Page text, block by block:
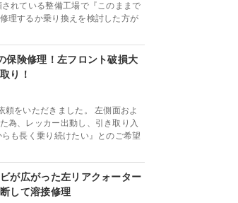
れている整備工場で『このままで
理するか乗り換えを検討した方が
保険修理！左フロント破損大
り！
頼をいただきました。 左側面およ
為、レッカー出動し、引き取り入
も長く乗り続けたい』とのご希望
が広がった左リアクォーター
して溶接修理